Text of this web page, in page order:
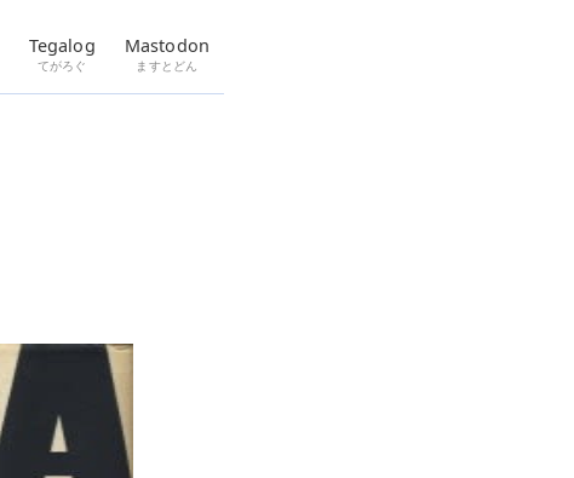
Tegalog
てがろぐ
Mastodon
ますとどん